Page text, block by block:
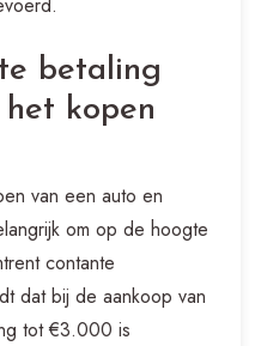
betaling
kopen
van een auto en
om op de hoogte
contante
dat bij de aankoop van
tot €3.000 is